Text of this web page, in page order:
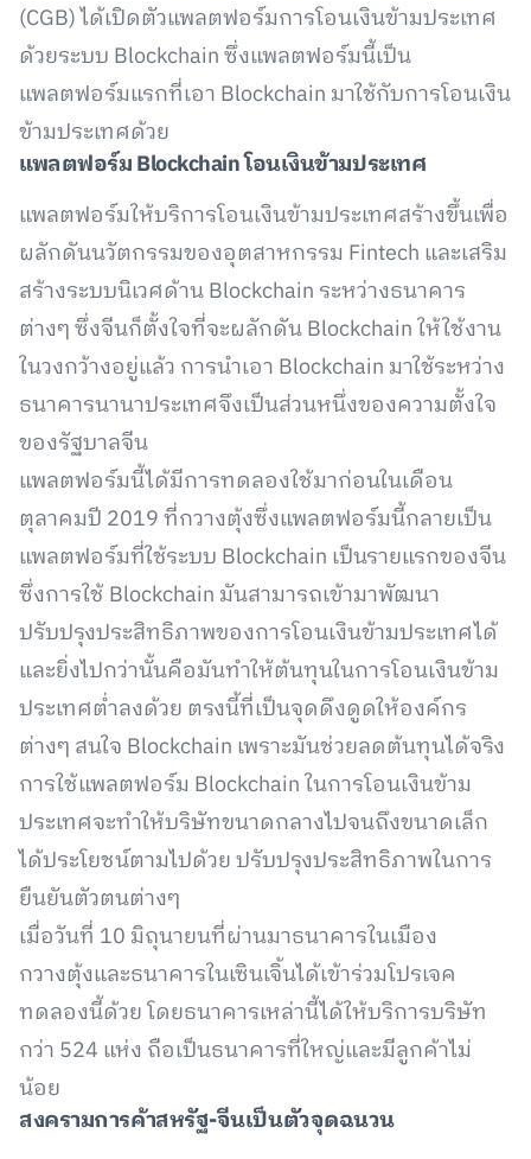
(CGB) ได้เปิดตัวแพลตฟอร์มการโอนเงินข้ามประเทศ
ด้วยระบบ Blockchain ซึ่งแพลตฟอร์มนี้เป็น
แพลตฟอร์มแรกที่เอา Blockchain มาใช้กับการโอนเงิน
ข้ามประเทศด้วย
แพลตฟอร์ม Blockchain โอนเงินข้ามประเทศ
แพลตฟอร์มให้บริการโอนเงินข้ามประเทศสร้างขึ้นเพื่อ
ผลักดันนวัตกรรมของอุตสาหกรรม Fintech และเสริม
สร้างระบบนิเวศด้าน Blockchain ระหว่างธนาคาร
ต่างๆ ซึ่งจีนก็ตั้งใจที่จะผลักดัน Blockchain ให้ใช้งาน
ในวงกว้างอยู่แล้ว การนำเอา Blockchain มาใช้ระหว่าง
ธนาคารนานาประเทศจึงเป็นส่วนหนึ่งของความตั้งใจ
ของรัฐบาลจีน
แพลตฟอร์มนี้ได้มีการทดลองใช้มาก่อนในเดือน
ตุลาคมปี 2019 ที่กวางตุ้งซึ่งแพลตฟอร์มนี้กลายเป็น
แพลตฟอร์มที่ใช้ระบบ Blockchain เป็นรายแรกของจีน
ซึ่งการใช้ Blockchain มันสามารถเข้ามาพัฒนา
ปรับปรุงประสิทธิภาพของการโอนเงินข้ามประเทศได้
และยิ่งไปกว่านั้นคือมันทำให้ต้นทุนในการโอนเงินข้าม
ประเทศต่ำลงด้วย ตรงนี้ที่เป็นจุดดึงดูดให้องค์กร
ต่างๆ สนใจ Blockchain เพราะมันช่วยลดต้นทุนได้จริง
การใช้แพลตฟอร์ม Blockchain ในการโอนเงินข้าม
ประเทศจะทำให้บริษัทขนาดกลางไปจนถึงขนาดเล็ก
ได้ประโยชน์ตามไปด้วย ปรับปรุงประสิทธิภาพในการ
ยืนยันตัวตนต่างๆ
เมื่อวันที่ 10 มิถุนายนที่ผ่านมาธนาคารในเมือง
กวางตุ้งและธนาคารในเซินเจิ้นได้เข้าร่วมโปรเจค
ทดลองนี้ด้วย​ โดยธนาคารเหล่านี้ได้ให้บริการบริษัท
กว่า 524 แห่ง ถือเป็นธนาคารที่ใหญ่และมีลูกค้าไม่
น้อย
สงครามการค้าสหรัฐ-จีนเป็นตัวจุดฉนวน